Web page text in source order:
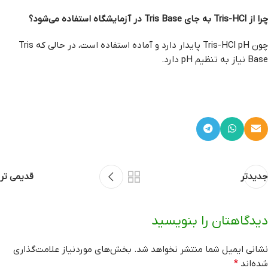
چرا از Tris-HCl به جای Tris Base در آزمایشگاه استفاده می‌شود؟
چون Tris-HCl pH پایدار دارد و آماده استفاده است، در حالی که Tris
Base نیاز به تنظیم pH دارد.
جدیدتر قدیمی تر
دیدگاهتان را بنویسید
نشانی ایمیل شما منتشر نخواهد شد. بخش‌های موردنیاز علامت‌گذاری
شده‌اند *